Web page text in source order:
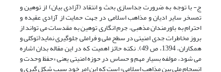
ج- با توجه به ضرورت جداسازی بحث و انتقاد (آزادی بیان) از توهین و
تمسخر سایر ادیان و مذاهب اسلامی در جهت حمایت از آزادی عقیده و
احترام به باورمندان مذهبی، جرم انگاری توهین به مقدسات می تواند از
بروز مخاطرات جدی امنیتی در سطح ملی و فراملی جلوگیری نماید(توکلی و
همکاران، 1394، ص 49). نکته حائز اهمیت که در این مقاله بدان اشاره
می شود، مولفه بسیار مهم و حساس در حوزه امنیتی یعنی «حفظ وحدت و
انسجام ملی بین مذاهب اسلامی» است که این امر خود سبب شکل گیری و